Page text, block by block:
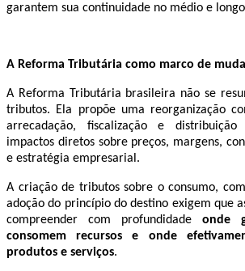
garantem sua continuidade no médio e
A Reforma Tributária como marco de
A Reforma Tributária brasileira não se
tributos. Ela propõe uma reorganização
arrecadação, fiscalização e
impactos diretos sobre preços, margens,
e estratégia empresarial.
A criação de tributos sobre o consumo,
adoção do princípio do destino exigem que
compreender com profundidade onde
consomem recursos e onde
produtos e serviços.